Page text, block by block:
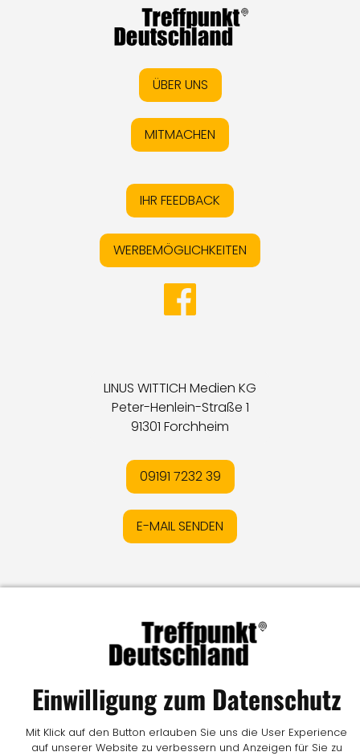
ÜBER UNS
MITMACHEN
IHR FEEDBACK
WERBEMÖGLICHKEITEN
LINUS WITTICH Medien KG
Peter-Henlein-Straße 1
91301 Forchheim
09191 7232 39
E-MAIL SENDEN
MediadatenI Kontakt Vertrag widerrufen
© LW Medien GmbH
Einwilligung zum Datenschutz
Mit Klick auf den Button erlauben Sie uns die User Experience
auf unserer Website zu verbessern und Anzeigen für Sie zu